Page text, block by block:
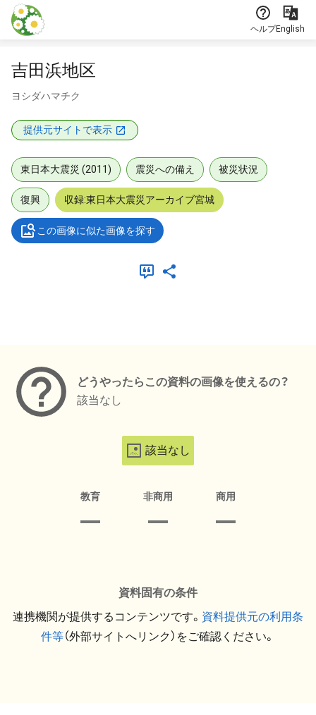
本文に飛ぶ
ヘルプEnglish
吉田浜地区
ヨシダハマチク
提供元サイトで表示
東日本大震災 (2011) 震災への備え 被災状況
復興 収録:東日本大震災アーカイブ宮城
この画像に似た画像を探す
どうやったらこの資料の画像を使えるの？
該当なし
該当なし
教育 非商用 商用
資料固有の条件
連携機関が提供するコンテンツです。 資料提供元の利用条
件等（外部サイトへリンク）をご確認ください。